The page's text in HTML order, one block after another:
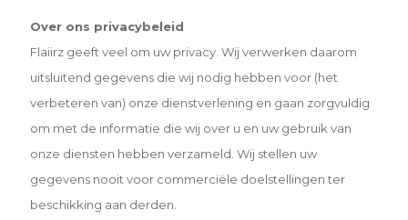
Over ons privacybeleid
Flaiirz geeft veel om uw privacy. Wij verwerken daarom
uitsluitend gegevens die wij nodig hebben voor (het
verbeteren van) onze dienstverlening en gaan zorgvuldig
om met de informatie die wij over u en uw gebruik van
onze diensten hebben verzameld. Wij stellen uw
gegevens nooit voor commerciële doelstellingen ter
beschikking aan derden.